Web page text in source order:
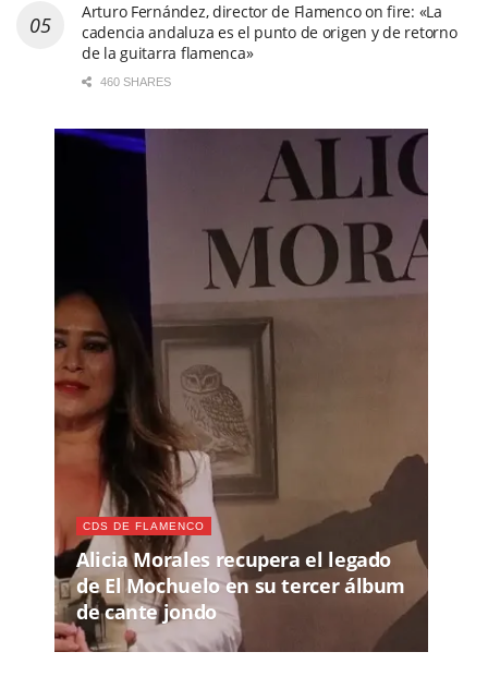
Arturo Fernández, director de Flamenco on fire: «La
cadencia andaluza es el punto de origen y de retorno
de la guitarra flamenca»
460 SHARES
CDS DE FLAMENCO
Alicia Morales recupera el legado
de El Mochuelo en su tercer álbum
de cante jondo